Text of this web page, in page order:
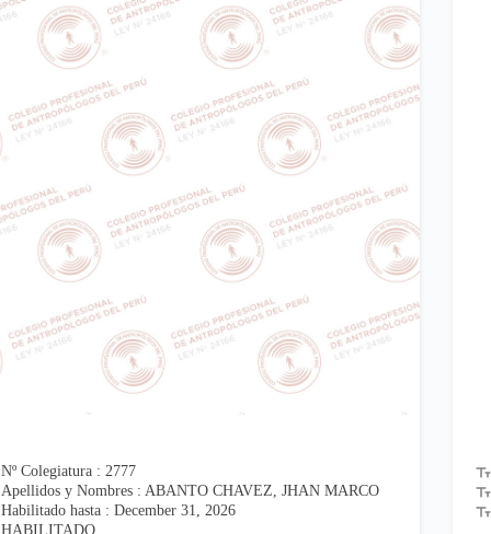
Nº Colegiatura : 2777
Apellidos y Nombres : ABANTO CHAVEZ, JHAN MARCO
Habilitado hasta : December 31, 2026
HABILITADO